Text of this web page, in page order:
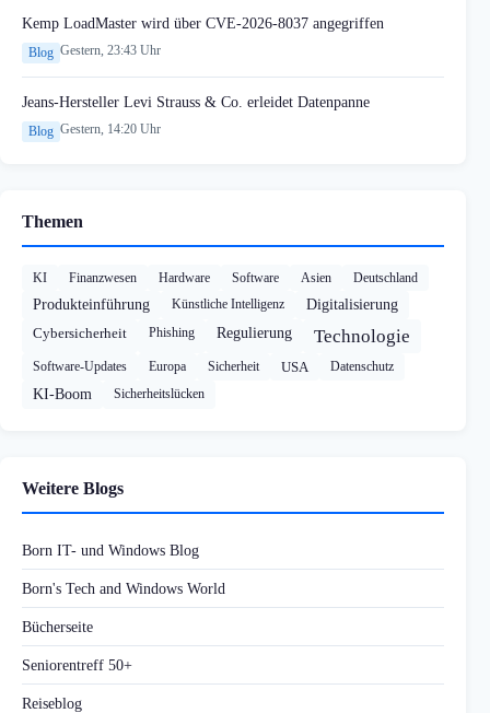
Kemp LoadMaster wird über CVE-2026-8037 angegriffen
Blog Gestern, 23:43 Uhr
Jeans-Hersteller Levi Strauss & Co. erleidet Datenpanne
Blog Gestern, 14:20 Uhr
Themen
KI Finanzwesen Hardware Software Asien Deutschland
Produkteinführung Künstliche Intelligenz
Digitalisierung
Cybersicherheit
Phishing Regulierung Technologie
Software-Updates Europa Sicherheit USA Datenschutz
KI-Boom Sicherheitslücken
Weitere Blogs
Born IT- und Windows Blog
Born's Tech and Windows World
Bücherseite
Seniorentreff 50+
Reiseblog